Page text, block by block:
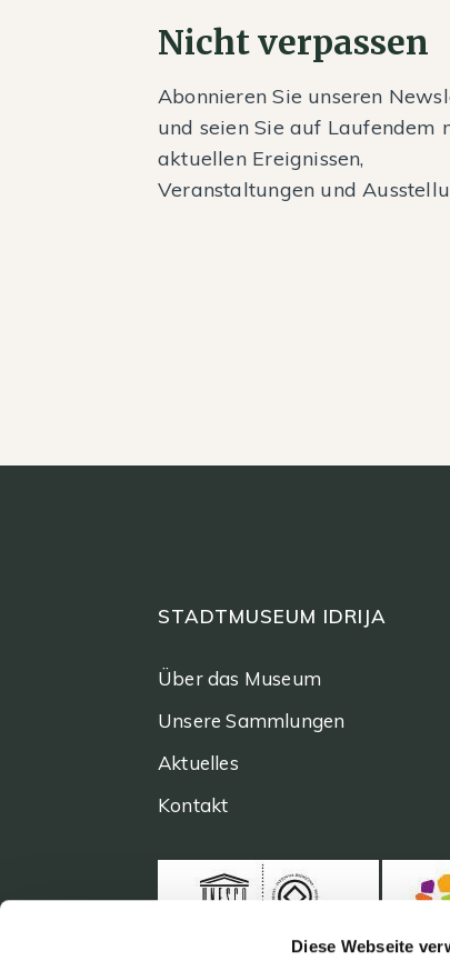
Diese Webseite
Nicht verpassen
Abonnieren Sie unseren
und seien Sie auf Laufendem
aktuellen Ereignissen,
Veranstaltungen und
STADTMUSEUM IDRIJA
Über das Museum
Unsere Sammlungen
Aktuelles
Kontakt